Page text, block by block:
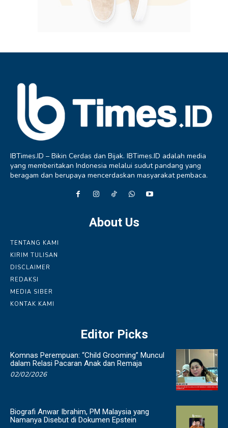
IBTimes.ID – Bikin Cerdas dan Bijak. IBTimes.ID adalah media
yang memberitakan Indonesia melalui sudut pandang yang
beragam dan berupaya mencerdaskan masyarakat pembaca.
About Us
TENTANG KAMI
KIRIM TULISAN
DISCLAIMER
REDAKSI
MEDIA SIBER
KONTAK KAMI
Editor Picks
Komnas Perempuan: “Child Grooming” Muncul
dalam Relasi Pacaran Anak dan Remaja
02/02/2026
Biografi Anwar Ibrahim, PM Malaysia yang
Namanya Disebut di Dokumen Epstein